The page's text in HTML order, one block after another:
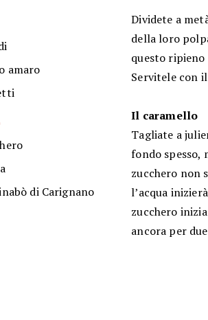
amaro
di Carignano
Dividete a
della loro
questo ripieno
Servitele con
Il caramello
Tagliate a
fondo spesso,
zucchero non
l’acqua
zucchero
ancora per